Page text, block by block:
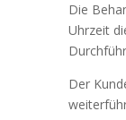
Die
Uhrzeit
Der